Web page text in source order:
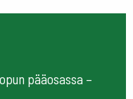
pääosassa –